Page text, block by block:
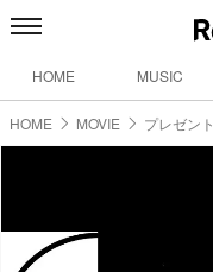
HOME MUSIC
HOME MOVIE プレゼント